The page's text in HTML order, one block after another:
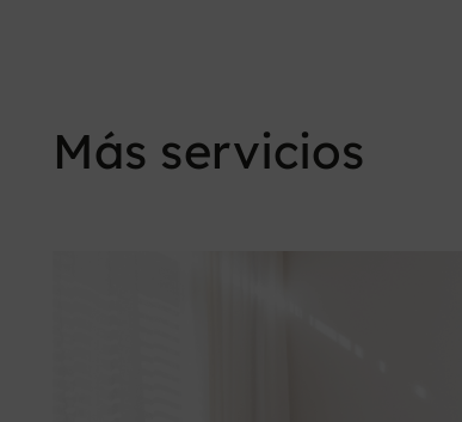
Más servicios